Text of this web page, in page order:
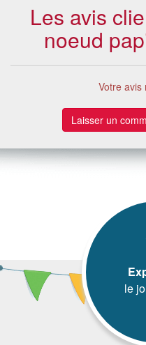
Les avis
noeud
Votre avis
Laisser un
le